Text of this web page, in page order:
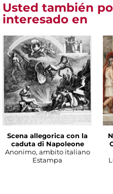
Usted también
interesado en
Scena allegorica con la
caduta di Napoleone
Anonimo, ambito italiano
Estampa